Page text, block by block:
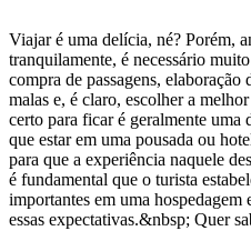
Viajar é uma delícia, né? Porém,
tranquilamente, é necessário
compra de passagens,
malas e, é claro, escolher a
certo para ficar é geralmente uma
que estar em uma pousada ou
para que a experiência naquele
é fundamental que o turista
importantes em uma hospedagem
essas expectativas.&nbsp; Quer